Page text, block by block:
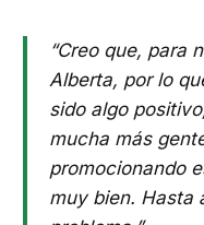
“Creo que, para
Alberta, por lo
sido algo
mucha más
promocionando
muy bien. Hasta